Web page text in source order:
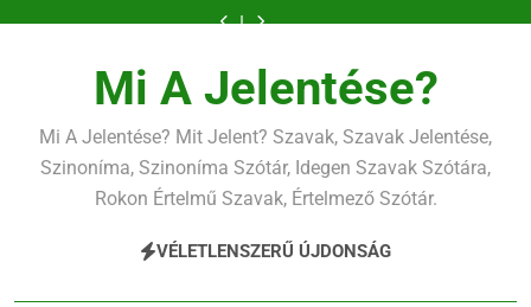
Mi A Jelentése?
Mi A Jelentése? Mit Jelent? Szavak, Szavak Jelentése,
Szinoníma, Szinoníma Szótár, Idegen Szavak Szótára,